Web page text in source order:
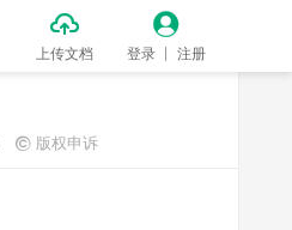

上传文档

登录 注册
 版权申诉